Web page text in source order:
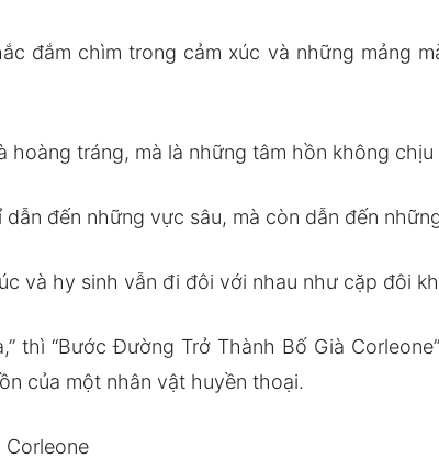
đắm chìm trong cảm xúc và những mảng
hoàng tráng, mà là những tâm hồn không chịu
đến những vực sâu, mà còn dẫn đến
và hy sinh vẫn đi đôi với nhau như cặp đôi
thì “Bước Đường Trở Thành Bố Già
của một nhân vật huyền thoại.
Corleone